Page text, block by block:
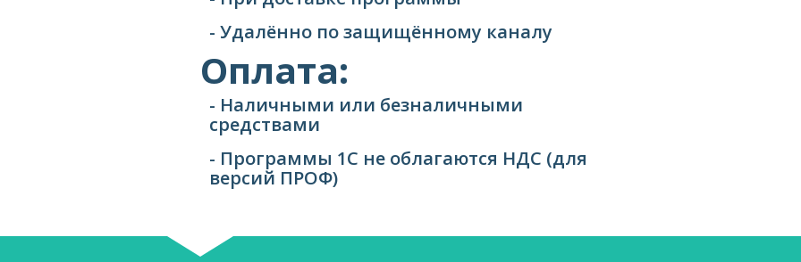
- Удалённо по защищённому каналу
Оплата:
- Наличными или безналичными
средствами
- Программы 1С не облагаются НДС (для
версий ПРОФ)